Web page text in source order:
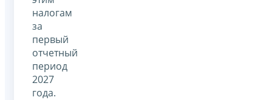
налогам
за
первый
отчетный
период
2027
года.